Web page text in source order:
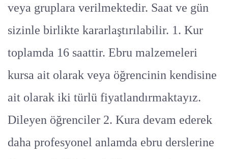
veya gruplara verilmektedir. Saat ve gün
sizinle birlikte kararlaştırılabilir. 1. Kur
toplamda 16 saattir. Ebru malzemeleri
kursa ait olarak veya öğrencinin kendisine
ait olarak iki türlü fiyatlandırmaktayız.
Dileyen öğrenciler 2. Kura devam ederek
daha profesyonel anlamda ebru derslerine